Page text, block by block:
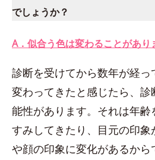
でしょうか？
A．似合う色は変わることがあり
診断を受けてから数年が経っ
変わってきたと感じたら、
能性があります。それは年齢
すみしてきたり、目元の印
や顔の印象に変化があるか